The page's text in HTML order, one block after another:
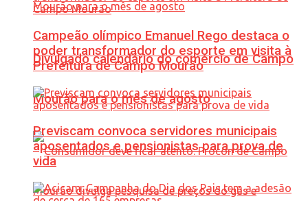
Divulgado calendário do comércio de Campo
Mourão para o mês de agosto
Campeão olímpico Emanuel Rego destaca o
poder transformador do esporte em visita à
Prefeitura de Campo Mourão
Previscam convoca servidores municipais
aposentados e pensionistas para prova de
vida